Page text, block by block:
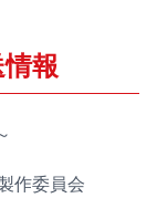
報
作委員会